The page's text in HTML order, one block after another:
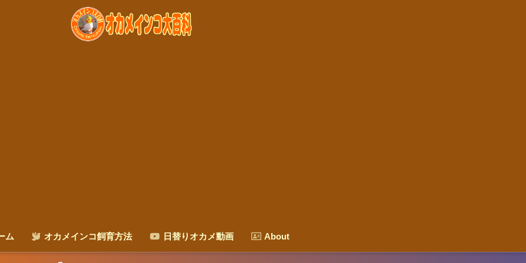
ム オカメインコ飼育方法 日替りオカメ動画 About